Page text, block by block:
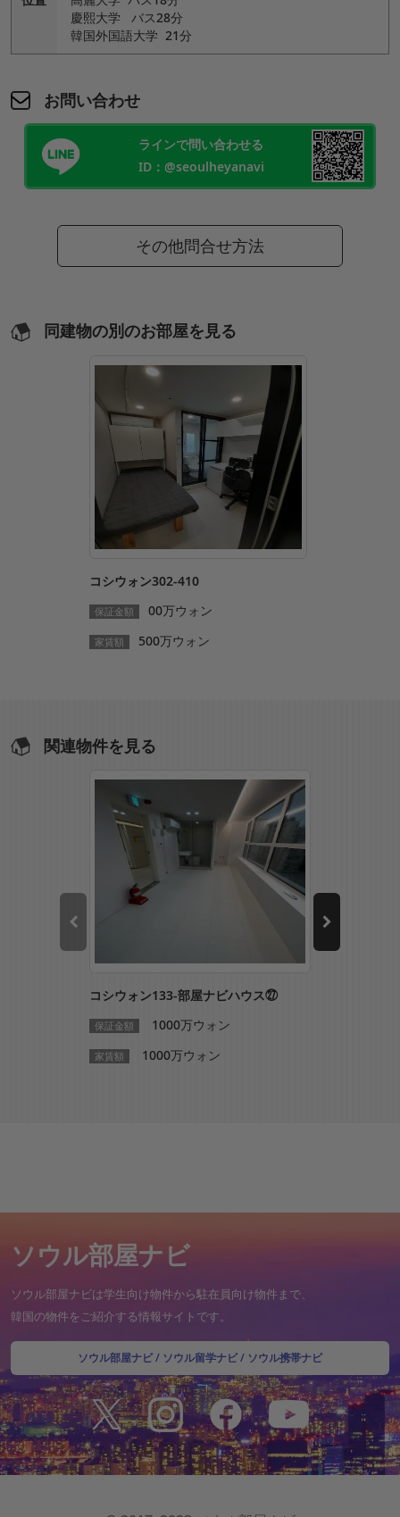
慶熙大学 バス28分
韓国外国語大学 21分
お問い合わせ
ラインで問い合わせる
ID：@seoulheyanavi
その他問合せ方法
同建物の別のお部屋を見る
コシウォン302-410
保証金額 00万ウォン
家賃額 500万ウォン
関連物件を見る
コシウォン133-部屋ナビハウス㉗
保証金額 1000万ウォン
家賃額 1000万ウォン
ソウル部屋ナビ
ソウル部屋ナビは学生向け物件から駐在員向け物件まで、
韓国の物件をご紹介する情報サイトです。
ソウル部屋ナビ/ ソウル留学ナビ/ ソウル携帯ナビ